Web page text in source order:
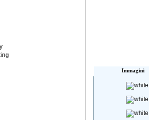
Immagini